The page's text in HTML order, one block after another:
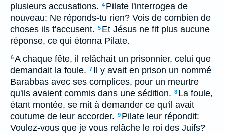
plusieurs accusations. 4 Pilate l'interrogea de
nouveau: Ne réponds-tu rien? Vois de combien de
choses ils t'accusent. 5 Et Jésus ne fit plus aucune
réponse, ce qui étonna Pilate.
6A chaque fête, il relâchait un prisonnier, celui que
demandait la foule. 7 Il y avait en prison un nommé
Barabbas avec ses complices, pour un meurtre
qu'ils avaient commis dans une sédition. 8 La foule,
étant montée, se mit à demander ce qu'il avait
coutume de leur accorder. 9 Pilate leur répondit:
Voulez-vous que je vous relâche le roi des Juifs?